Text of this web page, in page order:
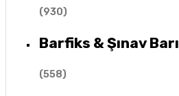
(930)
Barfiks & Şınav Barı
(558)